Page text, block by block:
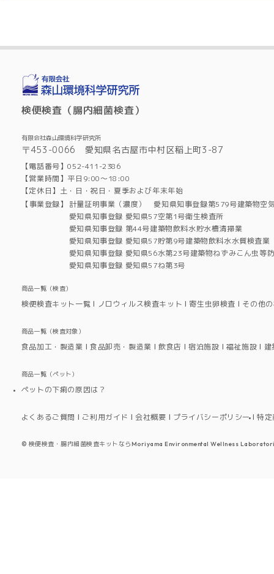
検便検査（腸内細菌検査）
有限会社森山環境科学研究所
〒453-0066 愛知県名古屋市中村区稲上町3-87
【電話番号】052-411-2386
【営業時間】平日9:00～18:00
【定休日】土・日・祝日・夏季および年末年始
【事業登録】
計量証明事業（濃度） 愛知県知事登録第579号建築物空
愛知県知事登録 愛知県57空第1号衛生検査所
愛知県知事登録 第44号建築物飲料水貯水槽清掃業
愛知県知事登録 愛知県57貯第9号建築物飲料水水質検査業
愛知県知事登録 愛知県56水第23号建築物ねずみこん虫等
愛知県知事登録 愛知県57ね第3号
商品一覧（検査）
検便検査キット一覧 ノロウィルス検査キット 寄生虫卵検査 その他
商品一覧（検査対象）
食品加工・製造業 食品卸売・製造業 飲食店 宿泊施設 福祉施設
商品一覧（ペット）
ペットの下痢の原因は？
よくあるご質問 ご利用ガイド 会社概要 プライバシーポリシー 特
© 検便検査・腸内細菌検査キットならMoriyama Environmental Wellness